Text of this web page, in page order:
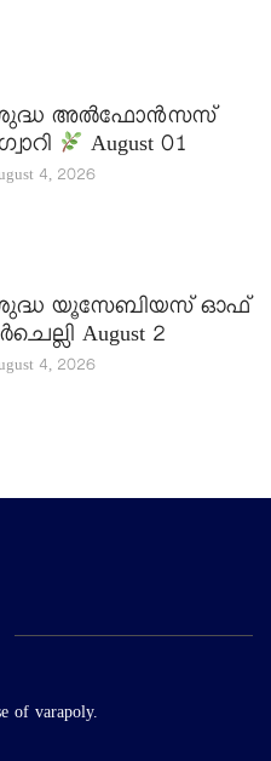
അൽഫോൻസസ്
August 01
4, 2026
യൂസേബിയസ് ഓഫ്
August 2
4, 2026
of varapoly.